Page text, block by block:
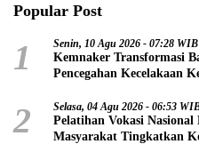
Popular Post
1 Senin, 10 Agu 2026 - 07:28 WIB
Kemnaker Transformasi
Pencegahan Kecelakaan
2 Selasa, 04 Agu 2026 - 06:53
Pelatihan Vokasi
Masyarakat Tingkatkan